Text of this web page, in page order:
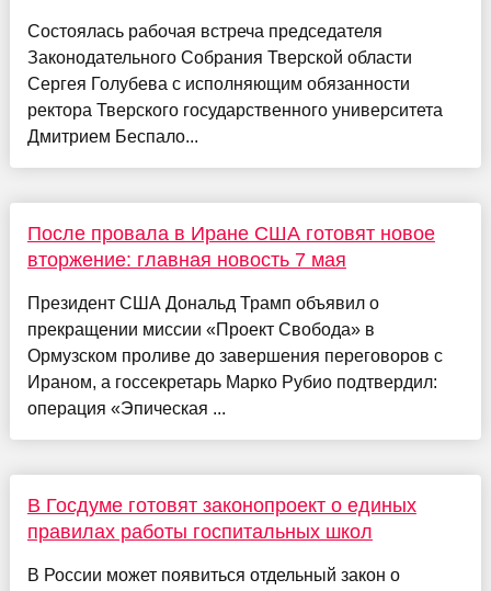
Состоялась рабочая встреча председателя
Законодательного Собрания Тверской области
Сергея Голубева с исполняющим обязанности
ректора Тверского государственного университета
Дмитрием Беспало...
После провала в Иране США готовят новое
вторжение: главная новость 7 мая
Президент США Дональд Трамп объявил о
прекращении миссии «Проект Свобода» в
Ормузском проливе до завершения переговоров с
Ираном, а госсекретарь Марко Рубио подтвердил:
операция «Эпическая ...
В Госдуме готовят законопроект о единых
правилах работы госпитальных школ
В России может появиться отдельный закон о